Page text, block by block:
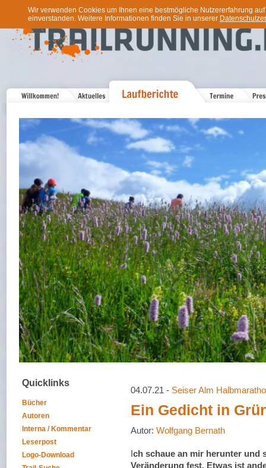
Wir verwenden Cookies um Ihnen eine bestmögliche Nutzererfahrung
einverstanden. Weitere Informationen finden Sie in unserer
Quicklinks
Bücher
Autoren
Interna / Kommentar
Leserpost
Logo-Download
04.07.21 - Seiser Alm
Ein Gedicht in
Autor: Wolfgang Bernath
Ich schaue an mir herunter und
Veränderung fest. Etwas ist